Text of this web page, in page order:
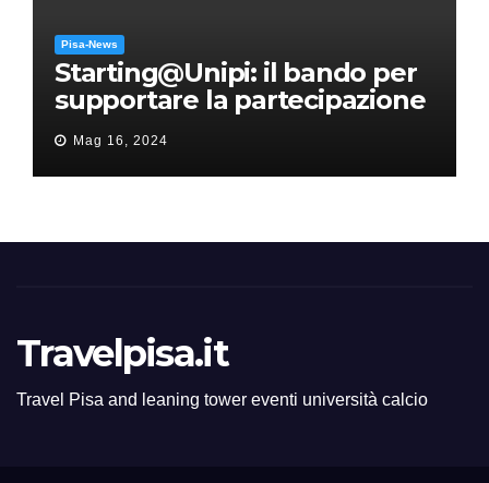
Pisa-News
Starting@Unipi: il bando per
supportare la partecipazione
all’ERC Starting Grant
Mag 16, 2024
Travelpisa.it
Travel Pisa and leaning tower eventi università calcio